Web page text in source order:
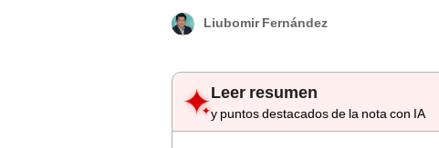
Liubomir Fernández
Leer resumen
y puntos destacados de la nota con IA